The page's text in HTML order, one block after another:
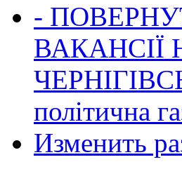
-
політична
Изменить